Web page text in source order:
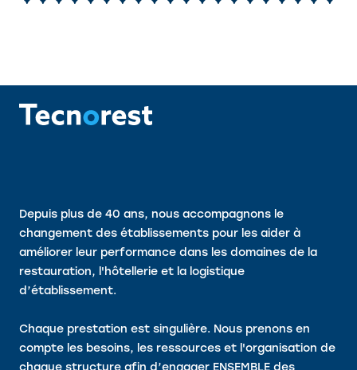
Depuis plus de 40 ans, nous accompagnons le
changement des établissements pour les aider à
améliorer leur performance dans les domaines de la
restauration, l'hôtellerie et la logistique
d’établissement.
Chaque prestation est singulière. Nous prenons en
compte les besoins, les ressources et l'organisation de
chaque structure afin d’engager ENSEMBLE des